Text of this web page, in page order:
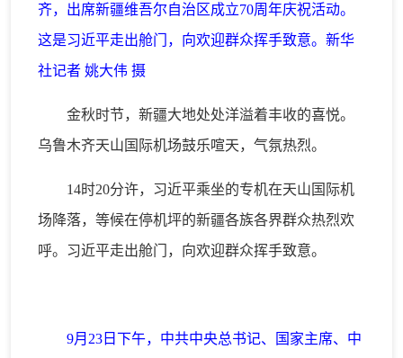
齐，出席新疆维吾尔自治区成立70周年庆祝活动。
这是习近平走出舱门，向欢迎群众挥手致意。新华
社记者 姚大伟 摄
金秋时节，新疆大地处处洋溢着丰收的喜悦。
乌鲁木齐天山国际机场鼓乐喧天，气氛热烈。
14时20分许，习近平乘坐的专机在天山国际机
场降落，等候在停机坪的新疆各族各界群众热烈欢
呼。习近平走出舱门，向欢迎群众挥手致意。
9月23日下午，中共中央总书记、国家主席、中